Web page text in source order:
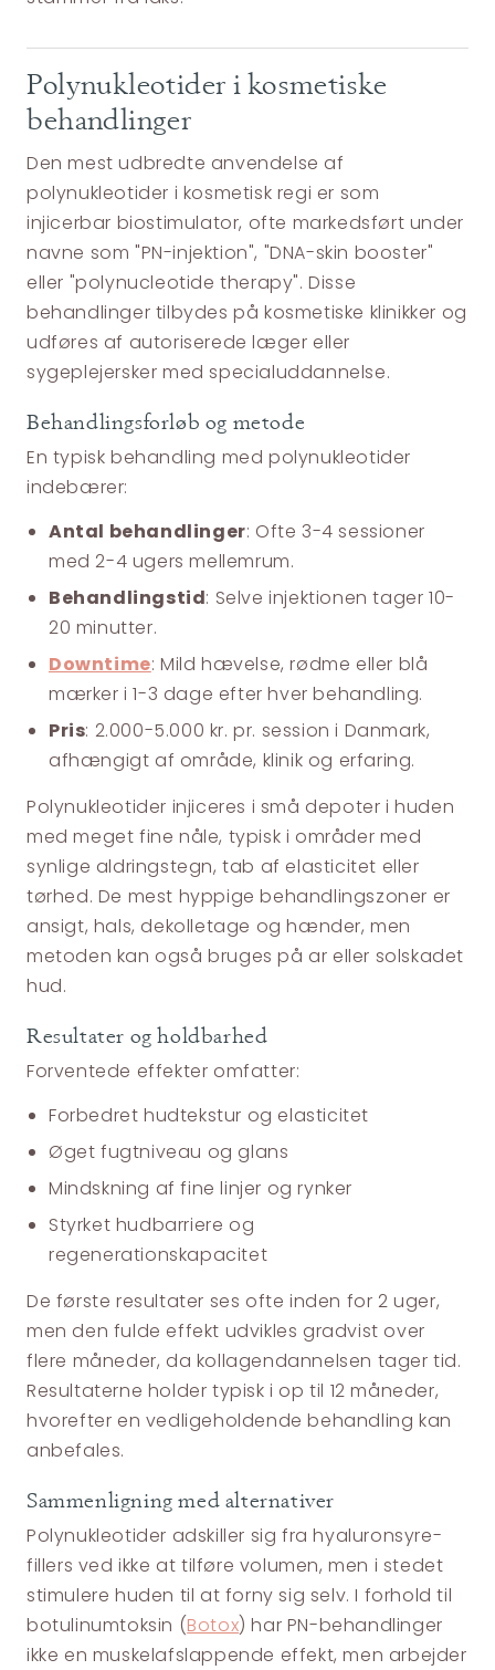
Polynukleotider i kosmetiske
behandlinger
Den mest udbredte anvendelse af
polynukleotider i kosmetisk regi er som
injicerbar biostimulator, ofte markedsført under
navne som "PN-injektion", "DNA-skin booster"
eller "polynucleotide therapy". Disse
behandlinger tilbydes på kosmetiske klinikker og
udføres af autoriserede læger eller
sygeplejersker med specialuddannelse.
Behandlingsforløb og metode
En typisk behandling med polynukleotider
indebærer:
Antal behandlinger: Ofte 3-4 sessioner
med 2-4 ugers mellemrum.
Behandlingstid: Selve injektionen tager 10-
20 minutter.
Downtime: Mild hævelse, rødme eller blå
mærker i 1-3 dage efter hver behandling.
Pris: 2.000-5.000 kr. pr. session i Danmark,
afhængigt af område, klinik og erfaring.
Polynukleotider injiceres i små depoter i huden
med meget fine nåle, typisk i områder med
synlige aldringstegn, tab af elasticitet eller
tørhed. De mest hyppige behandlingszoner er
ansigt, hals, dekolletage og hænder, men
metoden kan også bruges på ar eller solskadet
hud.
Resultater og holdbarhed
Forventede effekter omfatter:
Forbedret hudtekstur og elasticitet
Øget fugtniveau og glans
Mindskning af fine linjer og rynker
Styrket hudbarriere og
regenerationskapacitet
De første resultater ses ofte inden for 2 uger,
men den fulde effekt udvikles gradvist over
flere måneder, da kollagendannelsen tager tid.
Resultaterne holder typisk i op til 12 måneder,
hvorefter en vedligeholdende behandling kan
anbefales.
Sammenligning med alternativer
Polynukleotider adskiller sig fra hyaluronsyre-
fillers ved ikke at tilføre volumen, men i stedet
stimulere huden til at forny sig selv. I forhold til
botulinumtoksin (Botox) har PN-behandlinger
ikke en muskelafslappende effekt, men arbejder